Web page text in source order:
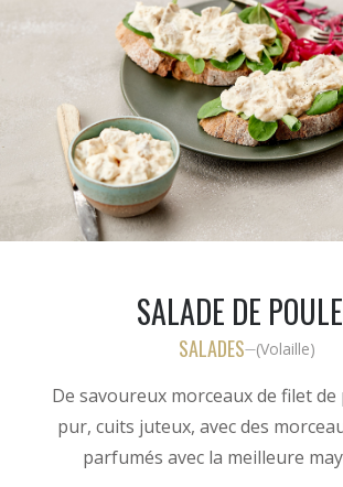
SALADE DE
SALADES—(Volaille)
De savoureux morceaux de filet de
pur, cuits juteux, avec des
parfumés avec la meilleure